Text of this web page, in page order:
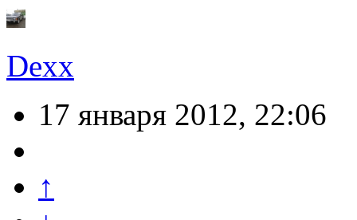
Dexx
17 января 2012, 22:06
↑